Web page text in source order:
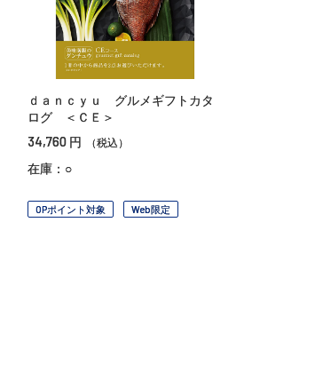
ｄａｎｃｙｕ グルメギフトカタ
ログ ＜ＣＥ＞
34,760 円 （税込）
在庫：○
OPポイント対象 Web限定